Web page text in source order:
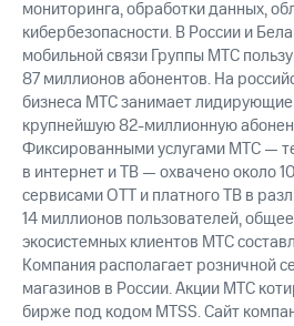
мониторинга, обработки данных,
кибербезопасности. В России и
мобильной связи Группы МТС
87 миллионов абонентов. На
бизнеса МТС занимает
крупнейшую 82-миллионную
Фиксированными услугами МТС —
в интернет и ТВ — охвачено около
сервисами OTT и платного ТВ в
14 миллионов пользователей,
экосистемных клиентов МТС
Компания располагает розничной
магазинов в России. Акции МТС
бирже под кодом MTSS. Сайт